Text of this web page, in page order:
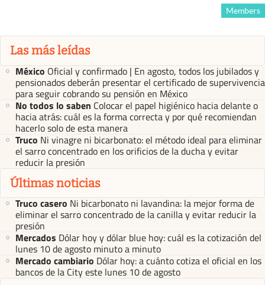
Members
Las más leídas
México Oficial y confirmado | En agosto, todos los jubilados y
pensionados deberán presentar el certificado de supervivencia
para seguir cobrando su pensión en México
No todos lo saben Colocar el papel higiénico hacia delante o
hacia atrás: cuál es la forma correcta y por qué recomiendan
hacerlo solo de esta manera
Truco Ni vinagre ni bicarbonato: el método ideal para eliminar
el sarro concentrado en los orificios de la ducha y evitar
reducir la presión
Últimas noticias
Truco casero Ni bicarbonato ni lavandina: la mejor forma de
eliminar el sarro concentrado de la canilla y evitar reducir la
presión
Mercados Dólar hoy y dólar blue hoy: cuál es la cotización del
lunes 10 de agosto minuto a minuto
Mercado cambiario Dólar hoy: a cuánto cotiza el oficial en los
bancos de la City este lunes 10 de agosto